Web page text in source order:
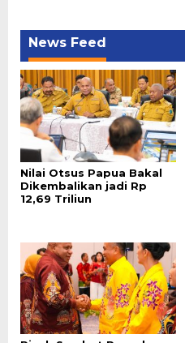
News Feed
Nilai Otsus Papua Bakal
Dikembalikan jadi Rp
12,69 Triliun